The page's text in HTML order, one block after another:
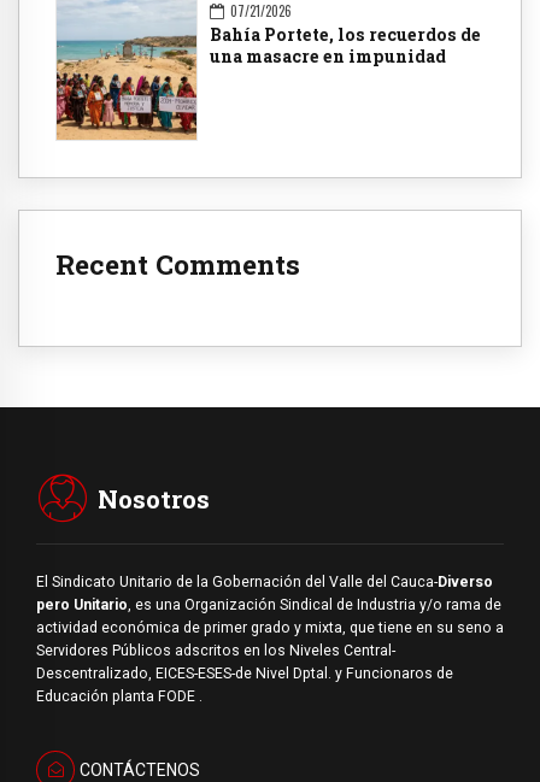
07/21/2026
Bahía Portete, los recuerdos de
una masacre en impunidad
Recent Comments
Nosotros
El Sindicato Unitario de la Gobernación del Valle del Cauca-Diverso
pero Unitario, es una Organización Sindical de Industria y/o rama de
actividad económica de primer grado y mixta, que tiene en su seno a
Servidores Públicos adscritos en los Niveles Central-
Descentralizado, EICES-ESES-de Nivel Dptal. y Funcionaros de
Educación planta FODE .
CONTÁCTENOS